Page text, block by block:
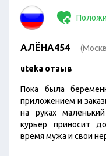
АЛЁНА454
uteka отзыв
Пока была
приложением и
на руках
курьер приносит
время мужа и свои